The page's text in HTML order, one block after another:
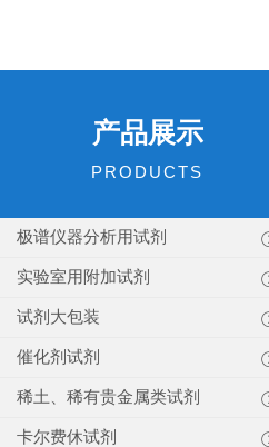
产品展示
PRODUCTS
极谱仪器分析用试剂
实验室用附加试剂
试剂大包装
催化剂试剂
稀土、稀有贵金属类试剂
卡尔费休试剂